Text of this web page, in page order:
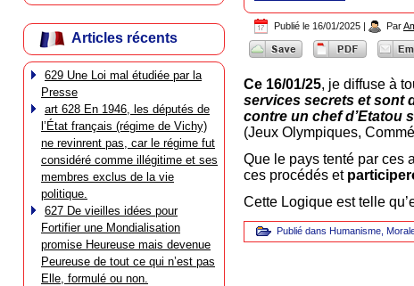
Articles récents
629 Une Loi mal étudiée par la
Presse
art 628 En 1946, les députés de
l’État français (régime de Vichy)
ne revinrent pas, car le régime fut
considéré comme illégitime et ses
membres exclus de la vie
politique.
627 De vieilles idées pour
Fortifier une Mondialisation
promise Heureuse mais devenue
Peureuse de tout ce qui n’est pas
Elle, formulé ou non.
Publié le 16/01/2025 | Par
Ce 16/01/25, je diffuse à
services secrets et sont
contre un chef d’Etatou
(Jeux Olympiques,
Que le pays tenté par ces
ces procédés et
Cette Logique est telle
Publié dans Humanisme